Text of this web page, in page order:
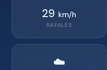
29 km/h
RAFALES
☁️